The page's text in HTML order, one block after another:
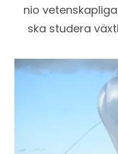
nio
ska studera